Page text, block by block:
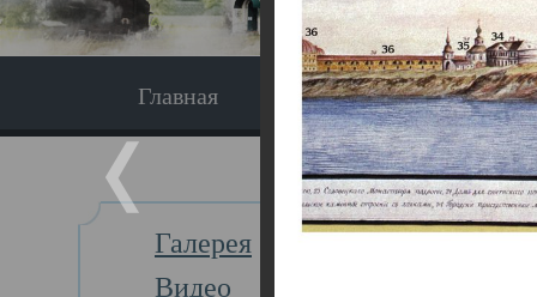
Главная Экскурсия
Галерея
Видео
Главная